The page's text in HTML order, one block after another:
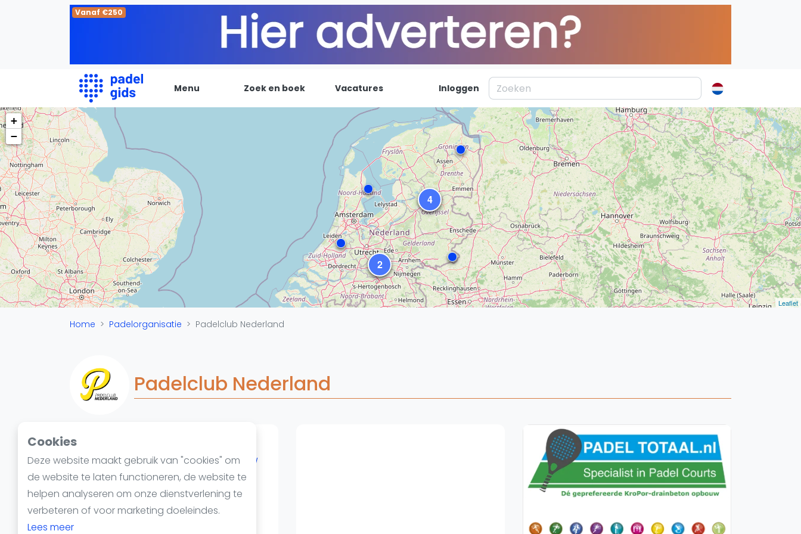
Cookies
Deze website maakt gebruik van "cookies" om
de website te laten functioneren, de website te
helpen analyseren om onze dienstverlening te
verbeteren of voor marketing doeleindes.
Lees meer
Vanaf €250
Menu
De Padel Gids
Alle padel locaties
Padelwinkels
Padelreizen
Organisatie
Merken
Banenbouwers
Overige categorien
Reserveringssystemen
Padelscholen
Toevoegen data
Laatste updates
Blog artikelen
Vragen over padel
Padelgear
Overige
Ranglijsten
Nationale Toernooien
Informatie
Over ons
Contact
Adverteren
Insights
Zoek en boek Vacatures Inloggen
2
4
+
−
Leaflet
Home Padelorganisatie Padelclub Nederland
Padelclub Nederland
https://www.padelclubnederland.nl/